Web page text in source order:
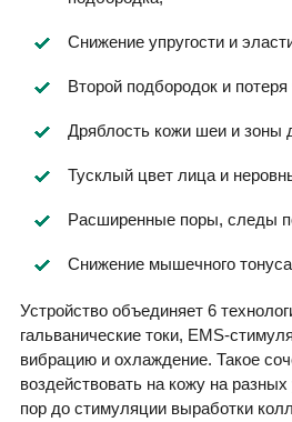
Снижение упругости и
Второй подбородок и
Дряблость кожи шеи и зоны
Тусклый цвет лица и
Расширенные поры, следы
Снижение мышечного
Устройство объединяет 6
гальванические токи, EMS-
вибрацию и охлаждение. Такое
воздействовать на кожу на
пор до стимуляции выработки